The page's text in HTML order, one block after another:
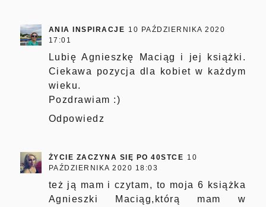
ANIA INSPIRACJE 10 PAŹDZIERNIKA 2020
17:01
Lubię Agnieszkę Maciąg i jej książki.
Ciekawa pozycja dla kobiet w każdym
wieku.
Pozdrawiam :)
Odpowiedz
ŻYCIE ZACZYNA SIĘ PO 40STCE 10
PAŹDZIERNIKA 2020 18:03
też ją mam i czytam, to moja 6 książka
Agnieszki Maciąg,którą mam w